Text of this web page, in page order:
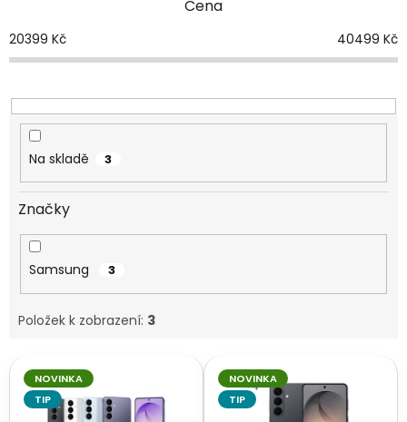
p
r
o
u
Cena
20399 Kč 40499 Kč
Na skladě 3
Značky
Samsung 3
Položek k zobrazení: 3
V
NOVINKA
TIP
NOVINKA
TIP